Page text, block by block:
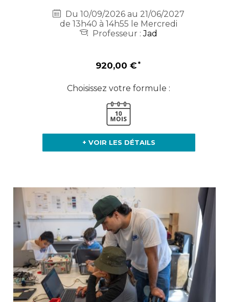
Du 10/09/2026 au 21/06/2027
de 13h40 à 14h55 le Mercredi
Professeur :Jad
920,00 €
Choisissez votre formule :
+ VOIR LES DÉTAILS